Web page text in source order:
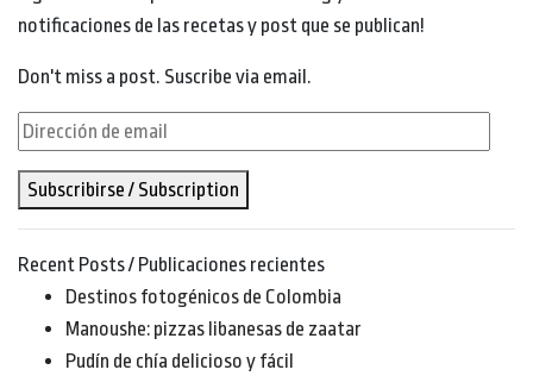
notificaciones de las recetas y post que se publican!
Don't miss a post. Suscribe via email.
Dirección
email
Subscribirse / Subscription
Recent Posts / Publicaciones recientes
Destinos fotogénicos de Colombia
Manoushe: pizzas libanesas de zaatar
Pudín de chía delicioso y fácil